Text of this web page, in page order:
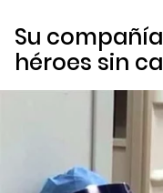
Su
héroes sin